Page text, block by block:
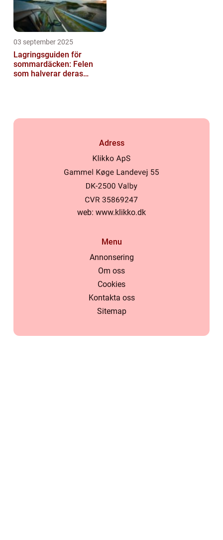
03 september 2025
Lagringsguiden för
sommardäcken: Felen
som halverar deras
Adress
web: www.klikko.dk
Menu
Annonsering
Om oss
Cookies
Kontakta oss
Sitemap